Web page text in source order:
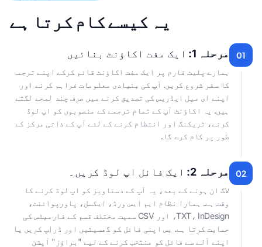
یہ کیسے کام کرتا ہے
01 مرحلہ 1: ایک مفت اکاؤنٹ بنائیں
ہمارے پلیٹ فارم پر ایک مفت اکاؤنٹ قائم کرکے اپنے ترجمہ
کا سفر شروع کریں. آپ کی بنیادی معلومات فراہم کرنے اور
اپنے ای میل ایڈریس کی تصدیق کرنے میں صرف چند لمحے لگتے
ہیں. یہ اکاؤنٹ آپ کے تمام ترجمے کے منصوبوں کو اپ لوڈ
کرنے، ٹریکنگ اور انتظام کرنے کے لئے آپ کے ذاتی مرکز کے
طور پر کام کرے گا.
02 مرحلہ 2: ایک فائل اپ لوڈ کریں۔
لاگ ان ہونے کے بعد، یہ آپ کے دستاویز کو اپ لوڈ کرنے کا
وقت ہے. ہمارا نظام ایم ایس ورڈ، ایکسل، پاورپوائنٹ،
TXT، InDesign، اور CSV سمیت مختلف قسم کے فارمیٹس کی
حمایت کرتا ہے. بس اپنی فائل کو گھسیٹیں اور ڈراپ کریں یا
اپنے آلے سے فائل کو منتخب کرنے کے لیے "براؤز" آپشن